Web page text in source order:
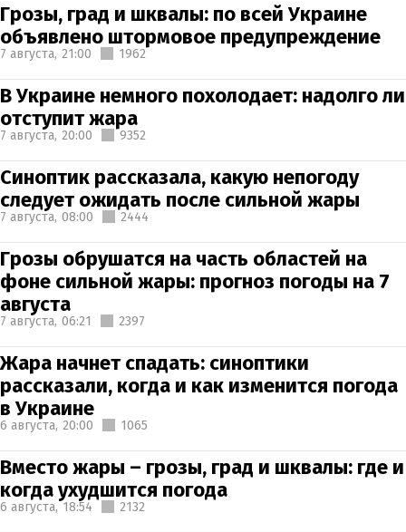
Грозы, град и шквалы: по всей Украине
объявлено штормовое предупреждение
7 августа, 21:00 1962
В Украине немного похолодает: надолго ли
отступит жара
7 августа, 20:00 9352
Синоптик рассказала, какую непогоду
следует ожидать после сильной жары
7 августа, 08:00 2444
Грозы обрушатся на часть областей на
фоне сильной жары: прогноз погоды на 7
августа
7 августа, 06:21 2397
Жара начнет спадать: синоптики
рассказали, когда и как изменится погода
в Украине
6 августа, 20:00 1065
Вместо жары – грозы, град и шквалы: где и
когда ухудшится погода
6 августа, 18:54 2132